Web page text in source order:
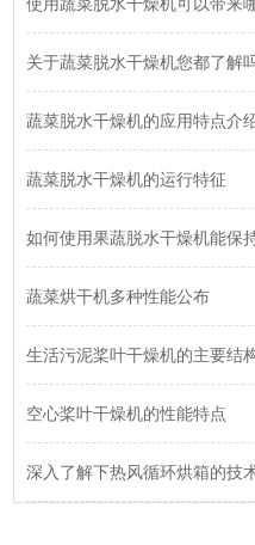
使用蔬菜脱水干燥机可以带来
关于蔬菜脱水干燥机您都了解
蔬菜脱水干燥机的应用特点介
蔬菜脱水干燥机的运行特征
如何使用果蔬脱水干燥机能保
蔬菜烘干机多种性能公布
生活污泥桨叶干燥机的主要结
空心桨叶干燥机的性能特点
深入了解下热风循环烘箱的技